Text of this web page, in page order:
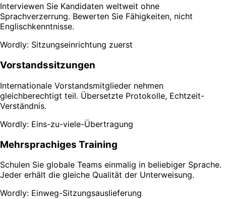
Interviewen Sie Kandidaten weltweit ohne
Sprachverzerrung. Bewerten Sie Fähigkeiten, nicht
Englischkenntnisse.
Wordly: Sitzungseinrichtung zuerst
Vorstandssitzungen
Internationale Vorstandsmitglieder nehmen
gleichberechtigt teil. Übersetzte Protokolle, Echtzeit-
Verständnis.
Wordly: Eins-zu-viele-Übertragung
Mehrsprachiges Training
Schulen Sie globale Teams einmalig in beliebiger Sprache.
Jeder erhält die gleiche Qualität der Unterweisung.
Wordly: Einweg-Sitzungsauslieferung